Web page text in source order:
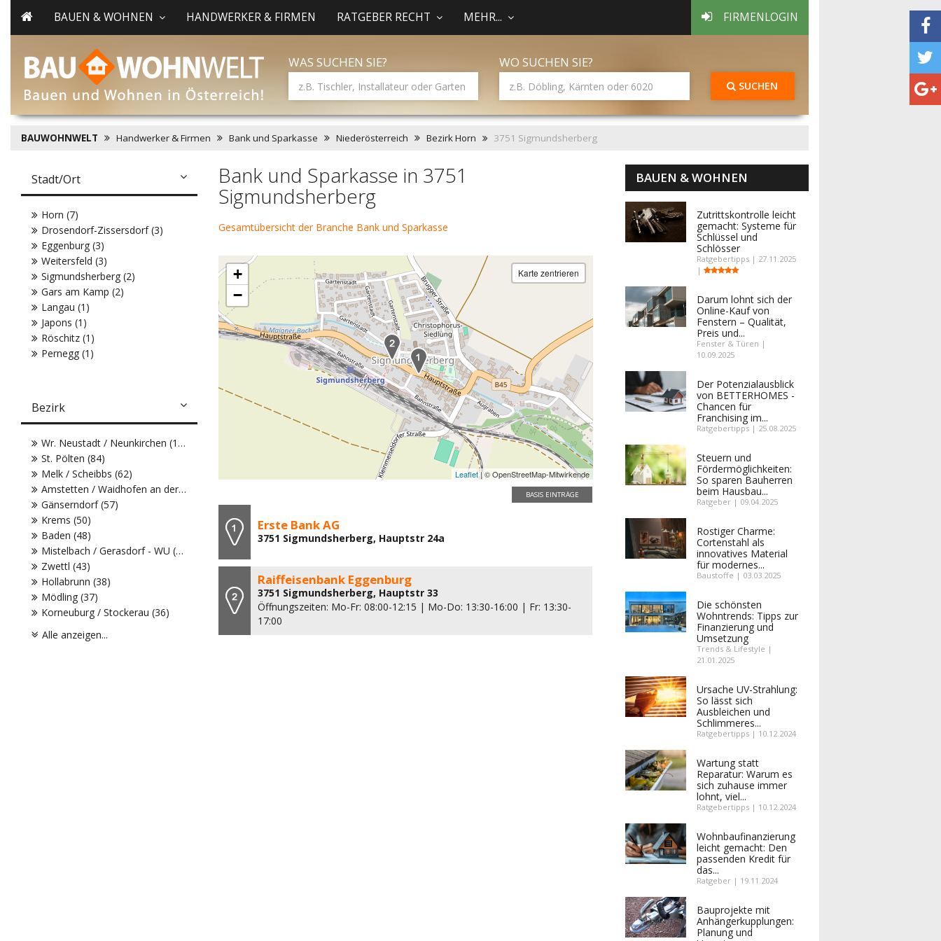
BAUEN & WOHNEN HANDWERKER & FIRMEN RATGEBER RECHT MEHR... FIRMENLOGIN
WAS SUCHEN SIE? WO SUCHEN SIE?
SUCHEN
BAUWOHNWELT Handwerker & Firmen Bank und Sparkasse Niederösterreich Bezirk Horn 3751 Sigmundsherberg
Bank und Sparkasse in 3751
Sigmundsherberg
Gesamtübersicht der Branche Bank und Sparkasse
+
−
Karte zentrieren
Leaflet| © OpenStreetMap-Mitwirkende
BASIS EINTRÄGE
Erste Bank AG
3751 Sigmundsherberg, Hauptstr 24a
Raiffeisenbank Eggenburg
3751 Sigmundsherberg, Hauptstr 33
Öffnungszeiten: Mo-Fr: 08:00-12:15 | Mo-Do: 13:30-16:00 | Fr: 13:30-
17:00
Stadt/Ort
Horn (7)
Drosendorf-Zissersdorf (3)
Eggenburg (3)
Weitersfeld (3)
Sigmundsherberg (2)
Gars am Kamp (2)
Langau (1)
Japons (1)
Röschitz (1)
Pernegg (1)
Bezirk
Wr. Neustadt / Neunkirchen (104)
St. Pölten (84)
Melk / Scheibbs (62)
Amstetten / Waidhofen an der Ybbs (61)
Gänserndorf (57)
Krems (50)
Baden (48)
Mistelbach / Gerasdorf - WU (43)
Zwettl (43)
Hollabrunn (38)
Mödling (37)
Korneuburg / Stockerau (36)
Alle anzeigen...
BAUEN & WOHNEN
Zutrittskontrolle leicht
gemacht: Systeme für
Schlüssel und
Schlösser
Ratgebertipps | 27.11.2025
|
Darum lohnt sich der
Online-Kauf von
Fenstern – Qualität,
Preis und...
Fenster & Türen |
10.09.2025
Der Potenzialausblick
von BETTERHOMES -
Chancen für
Franchising im...
Ratgebertipps | 25.08.2025
Steuern und
Fördermöglichkeiten:
So sparen Bauherren
beim Hausbau...
Ratgeber | 09.04.2025
Rostiger Charme:
Cortenstahl als
innovatives Material
für modernes...
Baustoffe | 03.03.2025
Die schönsten
Wohntrends: Tipps zur
Finanzierung und
Umsetzung
Trends & Lifestyle |
21.01.2025
Ursache UV-Strahlung:
So lässt sich
Ausbleichen und
Schlimmeres...
Ratgebertipps | 10.12.2024
Wartung statt
Reparatur: Warum es
sich zuhause immer
lohnt, viel...
Ratgebertipps | 10.12.2024
Wohnbaufinanzierung
leicht gemacht: Den
passenden Kredit für
das...
Ratgeber | 19.11.2024
Bauprojekte mit
Anhängerkupplungen:
Planung und